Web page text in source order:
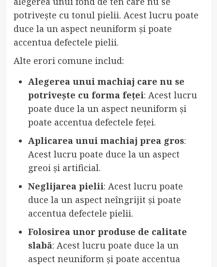
potrivește cu tonul pielii. Acest lucru poate
duce la un aspect neuniform și poate
accentua defectele pielii.
Alte erori comune includ:
Alegerea unui machiaj care nu se
potrivește cu forma feței: Acest lucru
poate duce la un aspect neuniform și
poate accentua defectele feței.
Aplicarea unui machiaj prea gros:
Acest lucru poate duce la un aspect
greoi și artificial.
Neglijarea pielii: Acest lucru poate
duce la un aspect neîngrijit și poate
accentua defectele pielii.
Folosirea unor produse de calitate
slabă: Acest lucru poate duce la un
aspect neuniform și poate accentua